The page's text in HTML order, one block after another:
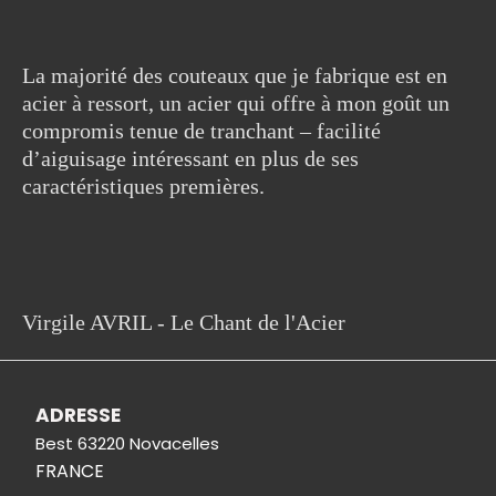
La majorité des couteaux que je fabrique est en
acier à ressort, un acier qui offre à mon goût un
compromis tenue de tranchant – facilité
d’aiguisage intéressant en plus de ses
caractéristiques premières.
Virgile AVRIL - Le Chant de l'Acier
ADRESSE
Best 63220 Novacelles
FRANCE